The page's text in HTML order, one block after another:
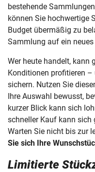
bestehende
können Sie hochwertige
Budget übermäßig zu
Sammlung auf ein neues
Wer heute handelt, kann
Konditionen profitieren
sichern. Nutzen Sie
Ihre Auswahl bewusst,
kurzer Blick kann sich
schneller Kauf kann sich
Warten Sie nicht bis zur
Sie sich Ihre
Limitierte